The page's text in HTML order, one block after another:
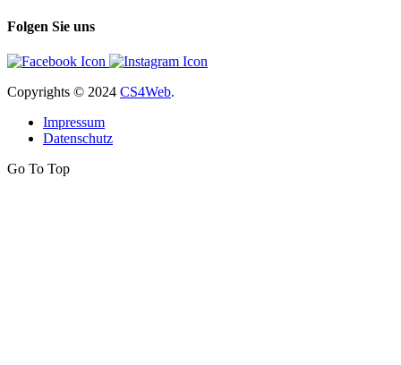
Folgen Sie uns
Copyrights © 2024 CS4Web.
Impressum
Datenschutz
Go To Top